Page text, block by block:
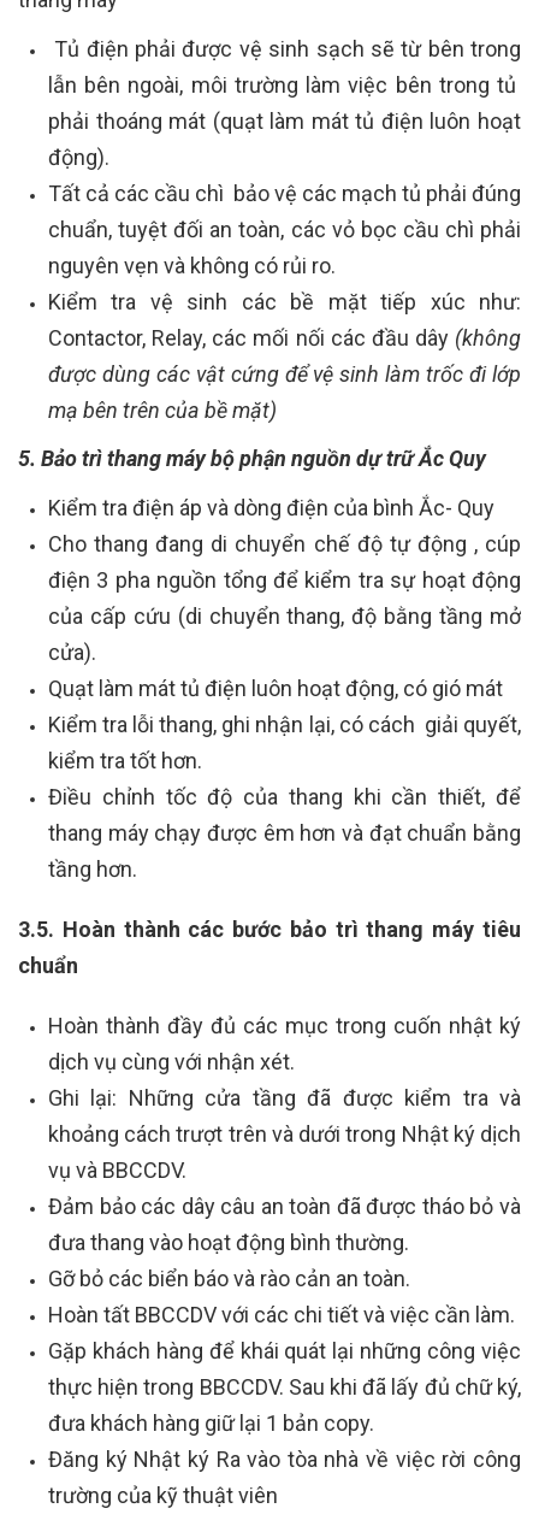
Tủ điện phải được vệ sinh sạch sẽ từ bên trong
lẫn bên ngoài, môi trường làm việc bên trong tủ
phải thoáng mát (quạt làm mát tủ điện luôn hoạt
động).
Tất cả các cầu chì bảo vệ các mạch tủ phải đúng
chuẩn, tuyệt đối an toàn, các vỏ bọc cầu chì phải
nguyên vẹn và không có rủi ro.
Kiểm tra vệ sinh các bề mặt tiếp xúc như:
Contactor, Relay, các mối nối các đầu dây(không
được dùng các vật cứng để vệ sinh làm trốc đi lớp
mạ bên trên của bề mặt)
5. Bảo trì thang máy bộ phận nguồn dự trữ Ắc Quy
Kiểm tra điện áp và dòng điện của bình Ắc- Quy
Cho thang đang di chuyển chế độ tự động , cúp
điện 3 pha nguồn tổng để kiểm tra sự hoạt động
của cấp cứu (di chuyển thang, độ bằng tầng mở
cửa).
Quạt làm mát tủ điện luôn hoạt động, có gió mát
Kiểm tra lỗi thang, ghi nhận lại, có cách giải quyết,
kiểm tra tốt hơn.
Điều chỉnh tốc độ của thang khi cần thiết, để
thang máy chạy được êm hơn và đạt chuẩn bằng
tầng hơn.
3.5. Hoàn thành các bước bảo trì thang máy tiêu
chuẩn
Hoàn thành đầy đủ các mục trong cuốn nhật ký
dịch vụ cùng với nhận xét.
Ghi lại: Những cửa tầng đã được kiểm tra và
khoảng cách trượt trên và dưới trong Nhật ký dịch
vụ và BBCCDV.
Đảm bảo các dây câu an toàn đã được tháo bỏ và
đưa thang vào hoạt động bình thường.
Gỡ bỏ các biển báo và rào cản an toàn.
Hoàn tất BBCCDV với các chi tiết và việc cần làm.
Gặp khách hàng để khái quát lại những công việc
thực hiện trong BBCCDV. Sau khi đã lấy đủ chữ ký,
đưa khách hàng giữ lại 1 bản copy.
Đăng ký Nhật ký Ra vào tòa nhà về việc rời công
trường của kỹ thuật viên